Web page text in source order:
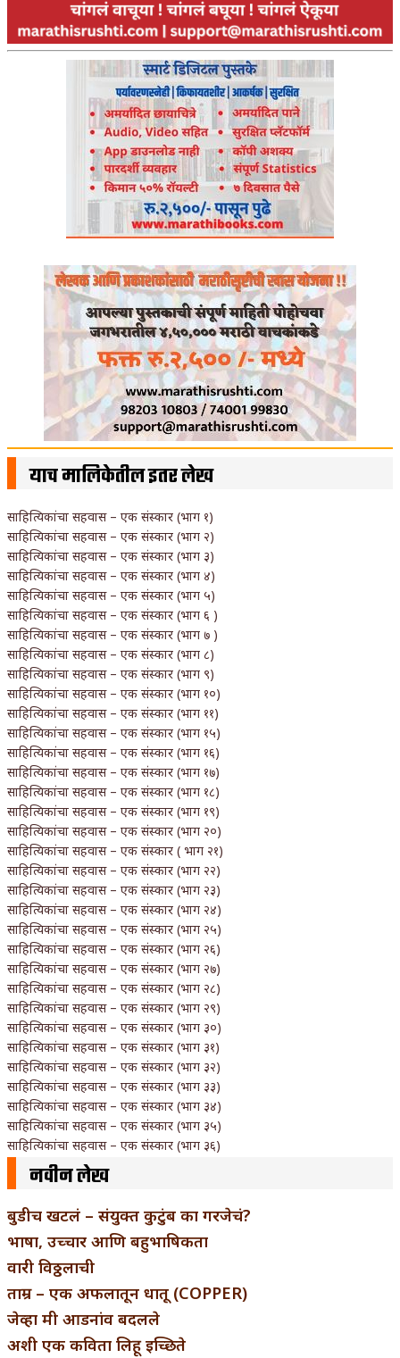
याच मालिकेतील इतर लेख
साहित्यिकांचा सहवास – एक संस्कार (भाग १)
साहित्यिकांचा सहवास – एक संस्कार (भाग २)
साहित्यिकांचा सहवास – एक संस्कार (भाग ३)
साहित्यिकांचा सहवास – एक संस्कार (भाग ४)
साहित्यिकांचा सहवास – एक संस्कार (भाग ५)
साहित्यिकांचा सहवास – एक संस्कार (भाग ६ )
साहित्यिकांचा सहवास – एक संस्कार (भाग ७ )
साहित्यिकांचा सहवास – एक संस्कार (भाग ८)
साहित्यिकांचा सहवास – एक संस्कार (भाग ९)
साहित्यिकांचा सहवास – एक संस्कार (भाग १०)
साहित्यिकांचा सहवास – एक संस्कार (भाग ११)
साहित्यिकांचा सहवास – एक संस्कार (भाग १५)
साहित्यिकांचा सहवास – एक संस्कार (भाग १६)
साहित्यिकांचा सहवास – एक संस्कार (भाग १७)
साहित्यिकांचा सहवास – एक संस्कार (भाग १८)
साहित्यिकांचा सहवास – एक संस्कार (भाग १९)
साहित्यिकांचा सहवास – एक संस्कार (भाग २०)
साहित्यिकांचा सहवास – एक संस्कार ( भाग २१)
साहित्यिकांचा सहवास – एक संस्कार (भाग २२)
साहित्यिकांचा सहवास – एक संस्कार (भाग २३)
साहित्यिकांचा सहवास – एक संस्कार (भाग २४)
साहित्यिकांचा सहवास – एक संस्कार (भाग २५)
साहित्यिकांचा सहवास – एक संस्कार (भाग २६)
साहित्यिकांचा सहवास – एक संस्कार (भाग २७)
साहित्यिकांचा सहवास – एक संस्कार (भाग २८)
साहित्यिकांचा सहवास – एक संस्कार (भाग २९)
साहित्यिकांचा सहवास – एक संस्कार (भाग ३०)
साहित्यिकांचा सहवास – एक संस्कार (भाग ३१)
साहित्यिकांचा सहवास – एक संस्कार (भाग ३२)
साहित्यिकांचा सहवास – एक संस्कार (भाग ३३)
साहित्यिकांचा सहवास – एक संस्कार (भाग ३४)
साहित्यिकांचा सहवास – एक संस्कार (भाग ३५)
साहित्यिकांचा सहवास – एक संस्कार (भाग ३६)
नवीन लेख
बुडीच खटलं – संयुक्त कुटुंब का गरजेचं?
भाषा, उच्चार आणि बहुभाषिकता
वारी विठ्ठलाची
ताम्र – एक अफलातून धातू (COPPER)
जेव्हा मी आडनांव बदलले
अशी एक कविता लिहू इच्छिते